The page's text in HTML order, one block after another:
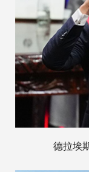
德拉埃